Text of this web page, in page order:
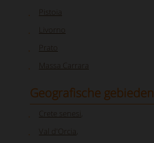
Pistoia
Livorno
Prato
Massa Carrara
Geografische gebieden
Crete senesi
Val d'Orcia